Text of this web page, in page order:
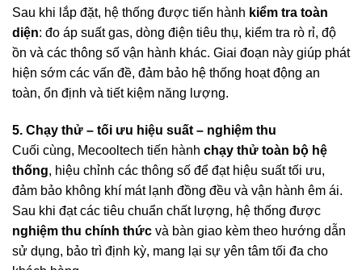
Sau khi lắp đặt, hệ thống được tiến hành kiểm tra toàn
diện: đo áp suất gas, dòng điện tiêu thụ, kiểm tra rò rỉ, độ
ồn và các thông số vận hành khác. Giai đoạn này giúp phát
hiện sớm các vấn đề, đảm bảo hệ thống hoạt động an
toàn, ổn định và tiết kiệm năng lượng.
5. Chạy thử – tối ưu hiệu suất – nghiệm thu
Cuối cùng, Mecooltech tiến hành chạy thử toàn bộ hệ
thống, hiệu chỉnh các thông số để đạt hiệu suất tối ưu,
đảm bảo không khí mát lạnh đồng đều và vận hành êm ái.
Sau khi đạt các tiêu chuẩn chất lượng, hệ thống được
nghiệm thu chính thức và bàn giao kèm theo hướng dẫn
sử dụng, bảo trì định kỳ, mang lại sự yên tâm tối đa cho